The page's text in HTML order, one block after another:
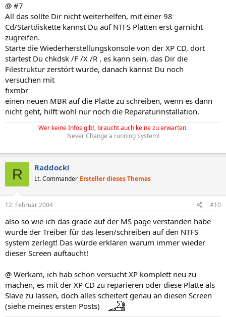
@ #7
All das sollte Dir nicht weiterhelfen, mit einer 98
Cd/Startdiskette kannst Du auf NTFS Platten erst garnicht
zugreifen.
Starte die Wiederherstellungskonsole von der XP CD, dort
startest Du chkdsk /F /X /R , es kann sein, das Dir die
Filestruktur zerstört wurde, danach kannst Du noch
versuchen mit
fixmbr
einen neuen MBR auf die Platte zu schreiben, wenn es dann
nicht geht, hilft wohl nur noch die Reparaturinstallation.
Wer keine Infos gibt, braucht auch keine zu erwarten.
Never Change a running System!
R Raddocki
Lt. Commander Ersteller dieses Themas
12. Februar 2004 #10
also so wie ich das grade auf der MS page verstanden habe
wurde der Treiber für das lesen/schreiben auf den NTFS
system zerlegt! Das würde erklären warum immer wieder
dieser Screen auftaucht!
@ Werkam, ich hab schon versucht XP komplett neu zu
machen, es mit der XP CD zu reparieren oder diese Platte als
Slave zu lassen, doch alles scheitert genau an diesen Screen
(siehe meines ersten Posts)